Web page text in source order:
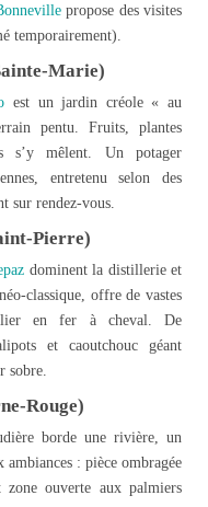
propose des visites
temporairement).
Marie)
est un jardin créole « au
pentu. Fruits, plantes
s’y mêlent. Un potager
entretenu selon des
sur rendez-vous.
Pierre)
dominent la distillerie et
classique, offre de vastes
en fer à cheval. De
et caoutchouc géant
sobre.
Rouge)
borde une rivière, un
: pièce ombragée
ouverte aux palmiers